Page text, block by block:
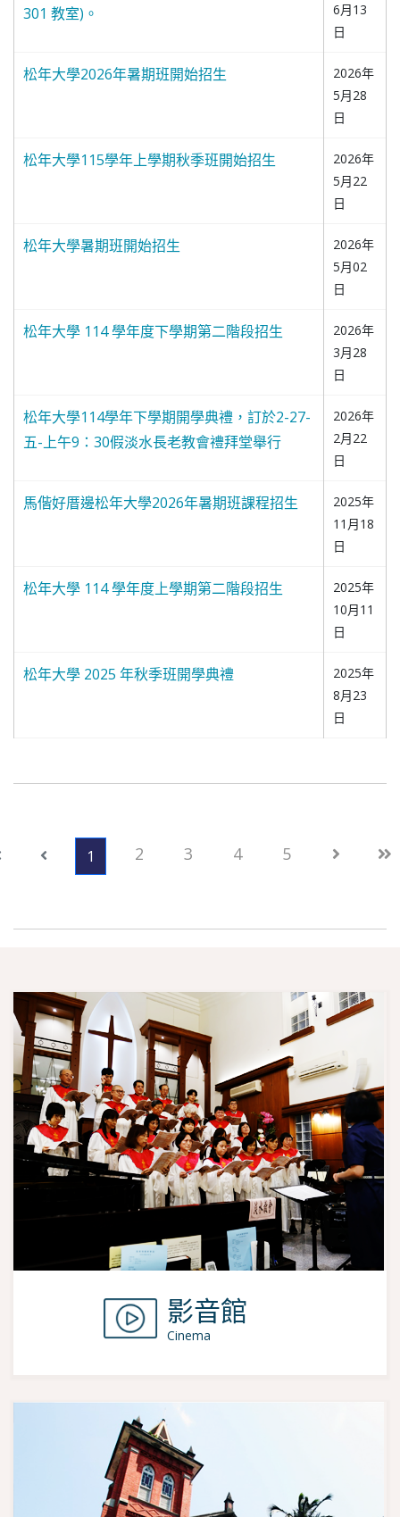
301 教室)。
6月13
日
松年大學2026年暑期班開始招生
2026年
5月28
日
松年大學115學年上學期秋季班開始招生
2026年
5月22
日
松年大學暑期班開始招生
2026年
5月02
日
松年大學 114 學年度下學期第二階段招生
2026年
3月28
日
松年大學114學年下學期開學典禮，訂於2-27-
五-上午9：30假淡水長老教會禮拜堂舉行
2026年
2月22
日
馬偕好厝邊松年大學2026年暑期班課程招生
2025年
11月18
日
松年大學 114 學年度上學期第二階段招生
2025年
10月11
日
松年大學 2025 年秋季班開學典禮
2025年
8月23
日
1 2 3 4 5
影音館
Cinema